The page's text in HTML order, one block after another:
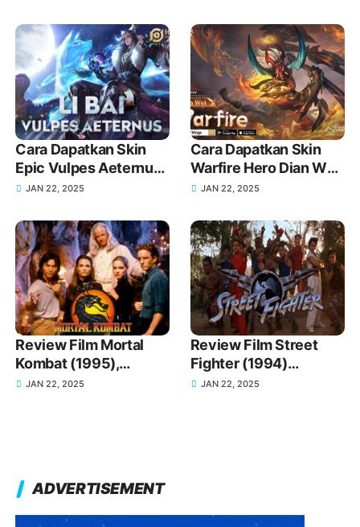
Cara Dapatkan Skin
Epic Vulpes Aeternus
Hero Li Bai di Honor of
JAN 22, 2025
Cara Dapatkan Skin
Warfire Hero Dian Wei
di Honor of Kings
JAN 22, 2025
Review Film Mortal
Kombat (1995),
Sinopsis Jalan Cerita
JAN 22, 2025
Review Film Street
Fighter (1994)
Sinopsis dan Jalan
JAN 22, 2025
ADVERTISEMENT